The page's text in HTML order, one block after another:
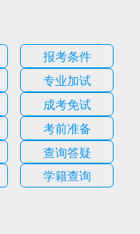
报考条件
专业加试
成考免试
考前准备
查询答疑
学籍查询